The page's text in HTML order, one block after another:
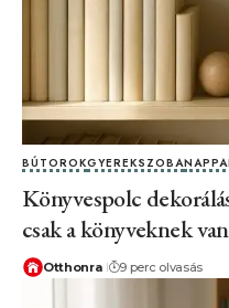
BÚTOROKGYEREKSZOBA
Könyvespolc
csak a könyveknek
Otthonra 9 perc olvasás